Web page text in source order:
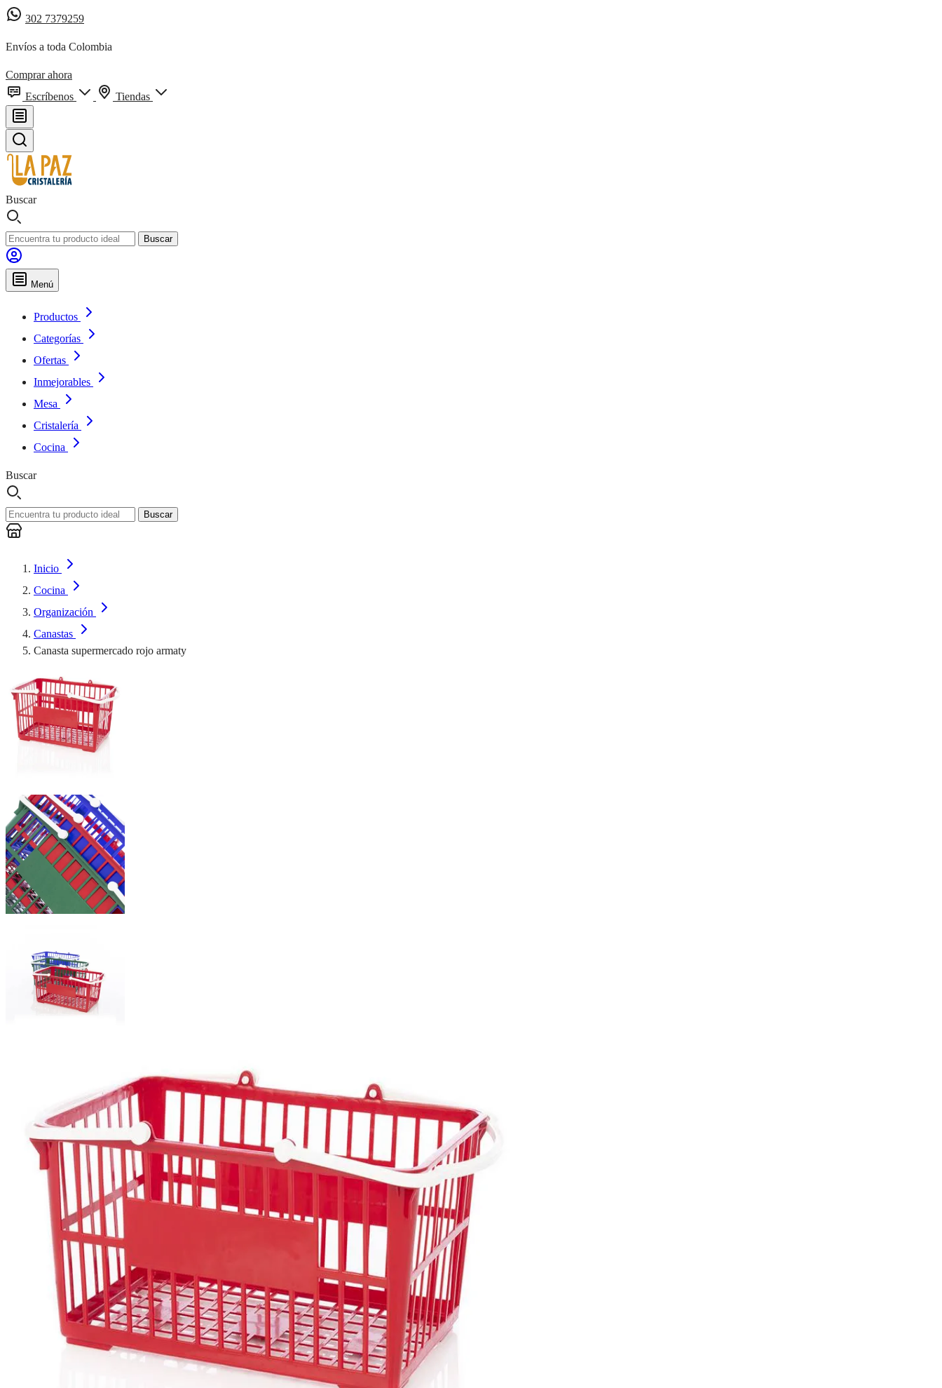
302 7379259
Envíos a toda Colombia
Comprar ahora
Escríbenos
Tiendas
Buscar
Buscar
Menú
Productos
Categorías
Ofertas
Inmejorables
Mesa
Cristalería
Cocina
Buscar
Buscar
Inicio
Cocina
Organización
Canastas
Canasta supermercado rojo armaty